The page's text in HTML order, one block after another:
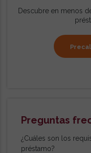
Descubre en menos
Preguntas
¿Cuáles son los
préstamo?